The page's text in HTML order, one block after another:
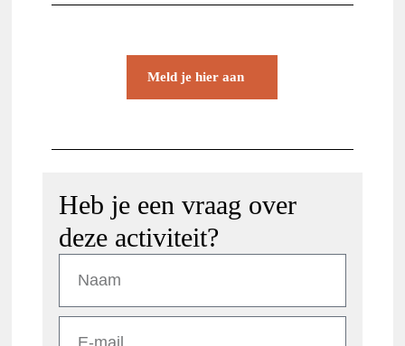
Meld je hier aan
Heb je een vraag over
deze activiteit?